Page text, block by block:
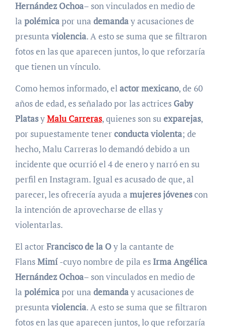
Hernández Ochoa– son vinculados en medio de
la polémicapor una demanday acusaciones de
presunta violencia. A esto se suma que se filtraron
fotos en las que aparecen juntos, lo que reforzaría
que tienen un vínculo.
Como hemos informado, elactor mexicano, de 60
años de edad, es señalado por las actrices Gaby
PlatasyMalu Carreras, quienes son su exparejas,
por supuestamente tenerconducta violenta; de
hecho, Malu Carreras lo demandó debido a un
incidente que ocurrió el 4 de enero y narró en su
perfil en Instagram. Igual es acusado de que, al
parecer, les ofrecería ayuda a mujeres jóvenescon
la intención de aprovecharse de ellas y
violentarlas.
El actorFrancisco de la Oy la cantante de
FlansMimí-cuyo nombre de pila esIrma Angélica
Hernández Ochoa– son vinculados en medio de
la polémicapor una demanday acusaciones de
presunta violencia. A esto se suma que se filtraron
fotos en las que aparecen juntos, lo que reforzaría